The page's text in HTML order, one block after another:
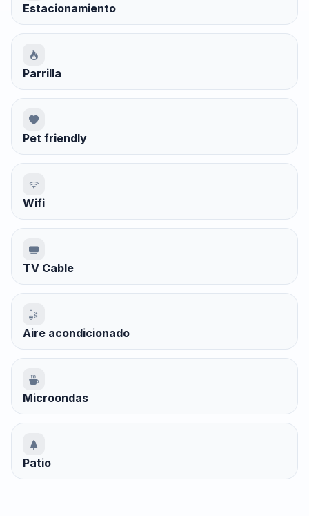
Estacionamiento
Parrilla
Pet friendly
Wifi
TV Cable
Aire acondicionado
Microondas
Patio